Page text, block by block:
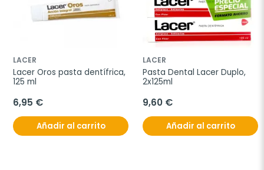
LACER
Lacer Oros pasta dentífrica,
125 ml
6,95 €
Añadir al carrito
LACER
Pasta Dental Lacer Duplo,
2x125ml
9,60 €
Añadir al carrito